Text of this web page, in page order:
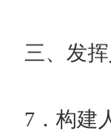
、发挥
．构建人